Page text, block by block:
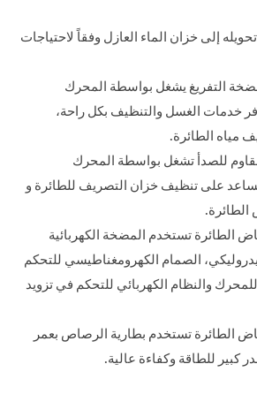
إلى خزان الماء العازل وفقاً لاحتياجات
التفريغ يشغل بواسطة المحرك
خدمات الغسل والتنظيف بكل راحة،
مياه الطائرة.
للصدأ تشغل بواسطة المحرك
على تنظيف خزان التصريف للطائرة و
الطائرة تستخدم المضخة الكهربائية
الصمام الكهرومغناطيسي للتحكم
والنظام الكهربائي للتحكم في تزويد
الطائرة تستخدم بطارية الرصاص بعمر
كبير للطاقة وكفاءة عالية.